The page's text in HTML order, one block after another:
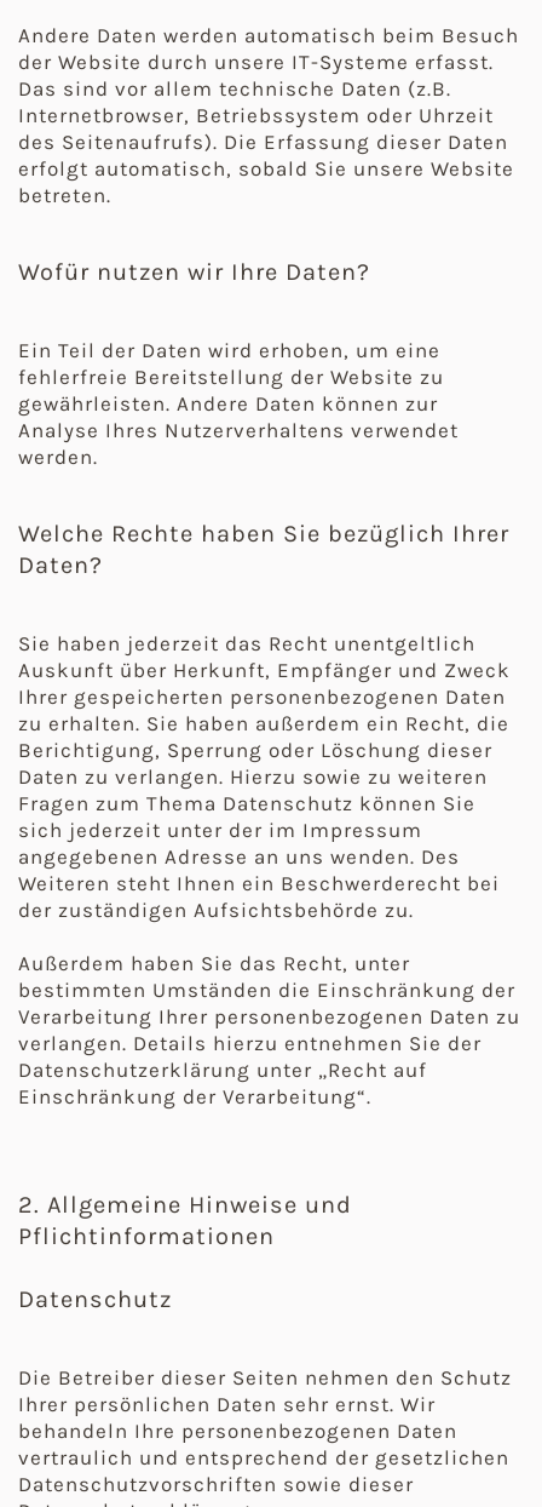
Andere Daten werden automatisch beim Besuch
der Website durch unsere IT-Systeme erfasst.
Das sind vor allem technische Daten (z.B.
Internetbrowser, Betriebssystem oder Uhrzeit
des Seitenaufrufs). Die Erfassung dieser Daten
erfolgt automatisch, sobald Sie unsere Website
betreten.
Wofür nutzen wir Ihre Daten?
Ein Teil der Daten wird erhoben, um eine
fehlerfreie Bereitstellung der Website zu
gewährleisten. Andere Daten können zur
Analyse Ihres Nutzerverhaltens verwendet
werden.
Welche Rechte haben Sie bezüglich Ihrer
Daten?
Sie haben jederzeit das Recht unentgeltlich
Auskunft über Herkunft, Empfänger und Zweck
Ihrer gespeicherten personenbezogenen Daten
zu erhalten. Sie haben außerdem ein Recht, die
Berichtigung, Sperrung oder Löschung dieser
Daten zu verlangen. Hierzu sowie zu weiteren
Fragen zum Thema Datenschutz können Sie
sich jederzeit unter der im Impressum
angegebenen Adresse an uns wenden. Des
Weiteren steht Ihnen ein Beschwerderecht bei
der zuständigen Aufsichtsbehörde zu.
Außerdem haben Sie das Recht, unter
bestimmten Umständen die Einschränkung der
Verarbeitung Ihrer personenbezogenen Daten zu
verlangen. Details hierzu entnehmen Sie der
Datenschutzerklärung unter „Recht auf
Einschränkung der Verarbeitung“.
2. Allgemeine Hinweise und
Pflichtinformationen
Datenschutz
Die Betreiber dieser Seiten nehmen den Schutz
Ihrer persönlichen Daten sehr ernst. Wir
behandeln Ihre personenbezogenen Daten
vertraulich und entsprechend der gesetzlichen
Datenschutzvorschriften sowie dieser